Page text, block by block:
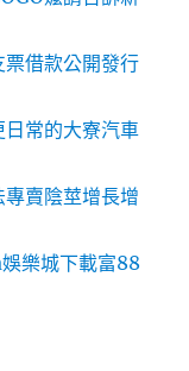
借款公開發行
常的大寮汽車
賣陰莖增長增
樂城下載富88